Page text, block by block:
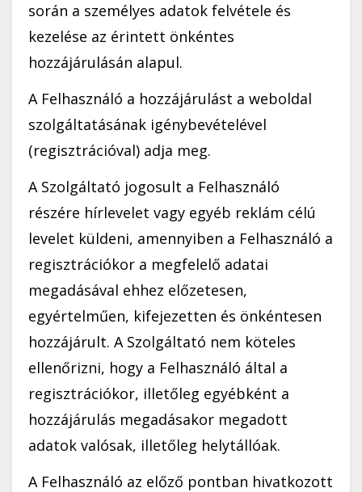
során a személyes adatok felvétele és
kezelése az érintett önkéntes
hozzájárulásán alapul.
A Felhasználó a hozzájárulást a weboldal
szolgáltatásának igénybevételével
(regisztrációval) adja meg.
A Szolgáltató jogosult a Felhasználó
részére hírlevelet vagy egyéb reklám célú
levelet küldeni, amennyiben a Felhasználó a
regisztrációkor a megfelelő adatai
megadásával ehhez előzetesen,
egyértelműen, kifejezetten és önkéntesen
hozzájárult. A Szolgáltató nem köteles
ellenőrizni, hogy a Felhasználó által a
regisztrációkor, illetőleg egyébként a
hozzájárulás megadásakor megadott
adatok valósak, illetőleg helytállóak.
A Felhasználó az előző pontban hivatkozott